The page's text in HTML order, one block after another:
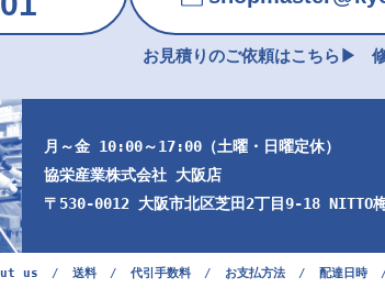
お見積りのご依頼はこちら▶︎
月～金 10:00～17:00（土曜・日曜定休）
協栄産業株式会社 大阪店
〒530-0012 大阪市北区芝田2丁目9-18 NITTO
us / 送料 / 代引手数料 / お支払方法 / 配達日時